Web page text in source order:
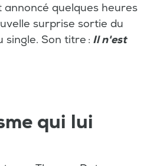
quelques heures
surprise sortie du
single. Son titre : Il n'est
qui lui